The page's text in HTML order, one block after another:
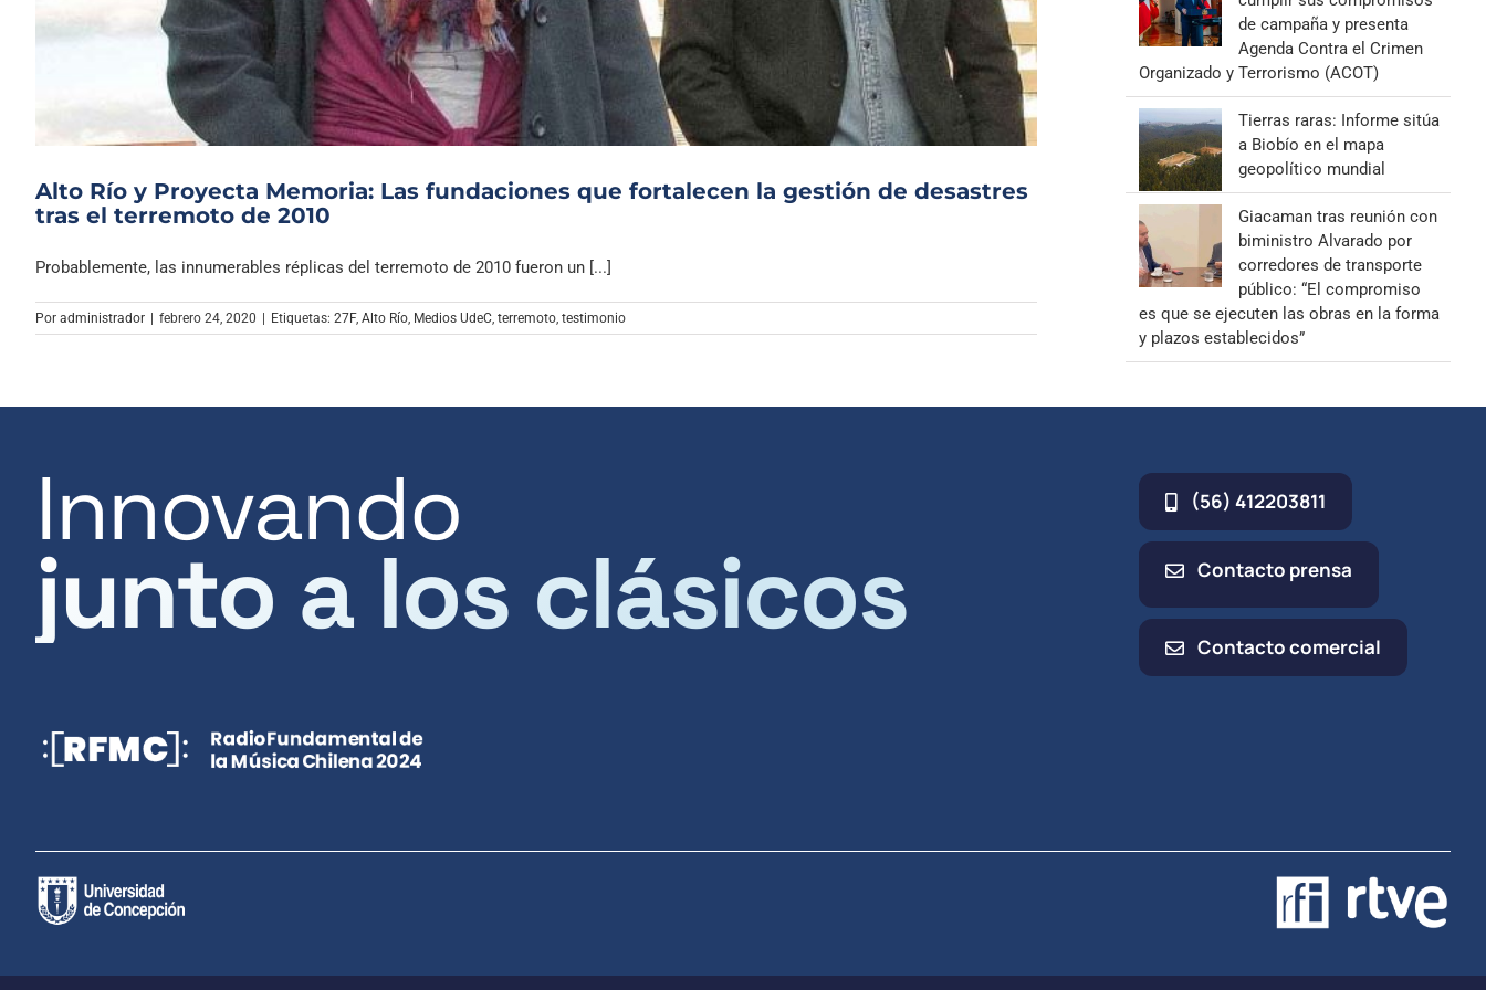
Alto Río y Proyecta Memoria: Las fundaciones que fortalecen la gestión de desastres
tras el terremoto de 2010
Probablemente, las innumerables réplicas del terremoto de 2010 fueron un [...]
Por administrador febrero 24, 2020 Etiquetas: 27F, Alto Río, Medios UdeC, terremoto, testimonio
de campaña y presenta
Agenda Contra el Crimen
Organizado y Terrorismo (ACOT)
Tierras raras: Informe sitúa
a Biobío en el mapa
geopolítico mundial
Giacaman tras reunión con
biministro Alvarado por
corredores de transporte
público: “El compromiso
es que se ejecuten las obras en la forma
y plazos establecidos”
Innovando
junto a los clásicos
(56) 412203811
Contacto prensa
Contacto comercial